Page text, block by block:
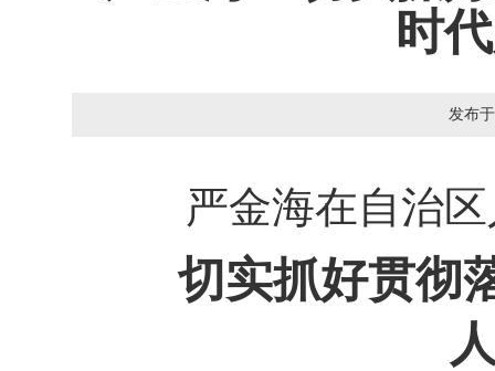
时
发布
严金海在自治
切实抓好贯彻